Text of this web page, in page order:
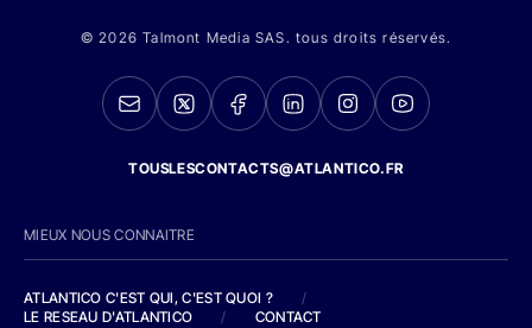
© 2026 Talmont Media SAS. tous droits réservés.
TOUSLESCONTACTS@ATLANTICO.FR
MIEUX NOUS CONNAITRE
ATLANTICO C'EST QUI, C'EST QUOI ?
/
LE RESEAU D'ATLANTICO
/ CONTACT